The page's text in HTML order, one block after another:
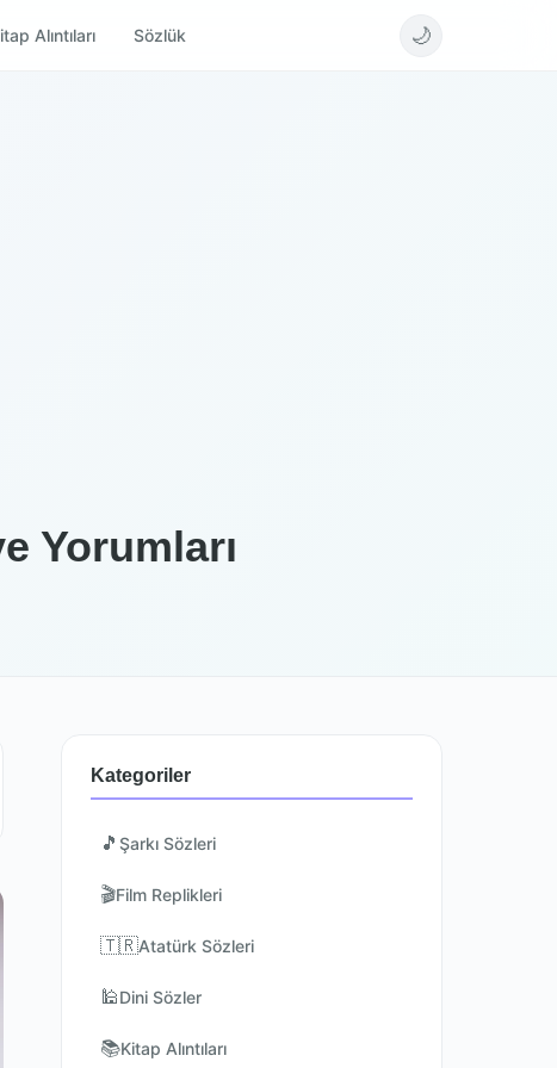
Alıntıları Sözlük 🌙
Yorumları
Kategoriler
🎵 Şarkı Sözleri
🎬Film Replikleri
🇹🇷Atatürk Sözleri
🕌Dini Sözler
📚Kitap Alıntıları